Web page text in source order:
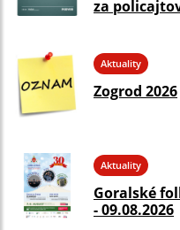
za
Aktuality
Zogrod 2026
Aktuality
Goralské
- 09.08.2026